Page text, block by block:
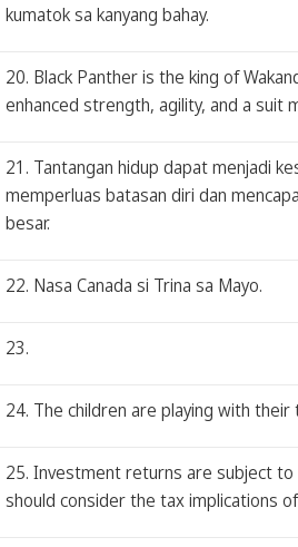
kumatok sa kanyang bahay.
20. Black Panther is the king of
enhanced strength, agility, and a suit
21. Tantangan hidup dapat menjadi
memperluas batasan diri dan
besar.
22. Nasa Canada si Trina sa Mayo.
23.
24. The children are playing with their
25. Investment returns are subject
should consider the tax implications